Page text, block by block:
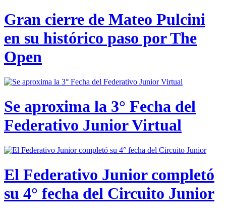
Gran cierre de Mateo Pulcini
en su histórico paso por The
Open
Se aproxima la 3° Fecha del
Federativo Junior Virtual
El Federativo Junior completó
su 4° fecha del Circuito Junior